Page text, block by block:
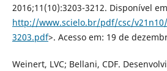
2016;11(10):3203-3212. Disponível
http://www.scielo.br/pdf/csc/v21n10/
3203.pdf>. Acesso em: 19 de
Weinert, LVC; Bellani, CDF.